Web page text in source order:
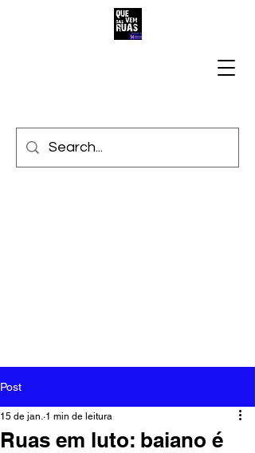
Post
Ruas em luto: baiano é
15 de jan. 1 min de leitura